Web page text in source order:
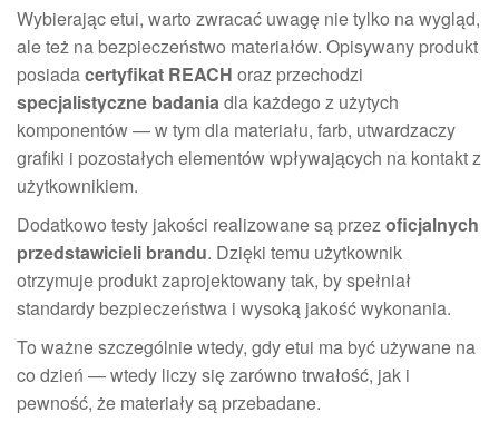
Wybierając etui, warto zwracać uwagę nie tylko na wygląd,
ale też na bezpieczeństwo materiałów. Opisywany produkt
posiadacertyfikat REACH oraz przechodzi
specjalistyczne badaniadla każdego z użytych
komponentów — w tym dla materiału, farb, utwardzaczy
grafiki i pozostałych elementów wpływających na kontakt z
użytkownikiem.
Dodatkowo testy jakości realizowane są przezoficjalnych
przedstawicieli brandu. Dzięki temu użytkownik
otrzymuje produkt zaprojektowany tak, by spełniał
standardy bezpieczeństwa i wysoką jakość wykonania.
To ważne szczególnie wtedy, gdy etui ma być używane na
co dzień — wtedy liczy się zarówno trwałość, jak i
pewność, że materiały są przebadane.